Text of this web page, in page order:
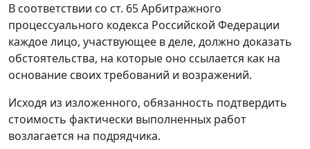
В соответствии со ст. 65Арбитражного
процессуального кодекса Российской Федерации
каждое лицо, участвующее в деле, должно доказать
обстоятельства, на которые оно ссылается как на
основание своих требований и возражений.
Исходя из изложенного, обязанность подтвердить
стоимость фактически выполненных работ
возлагается на подрядчика.